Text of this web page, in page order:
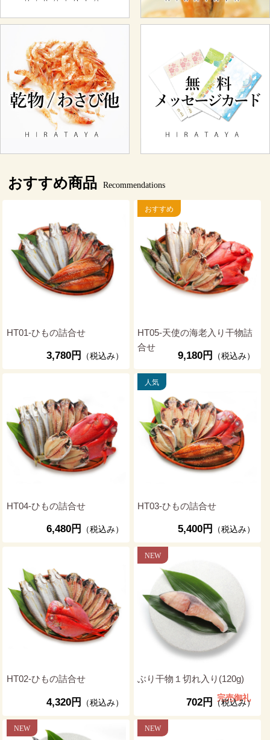
おすすめ商品 Recommendations
HT01-ひもの詰合せ
3,780円 （税込み）
HT05-天使の海老入り干物詰
合せ
9,180円 （税込み）
HT04-ひもの詰合せ
6,480円 （税込み）
HT03-ひもの詰合せ
5,400円 （税込み）
HT02-ひもの詰合せ
4,320円 （税込み）
ぶり干物１切れ入り(120g)
702円 （税込み）
完売御礼